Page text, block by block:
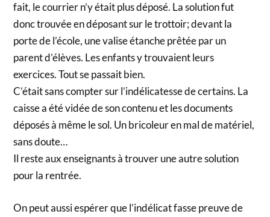
fait, le courrier n’y était plus déposé. La solution fut
donc trouvée en déposant sur le trottoir; devant la
porte de l’école, une valise étanche prêtée par un
parent d’élèves. Les enfants y trouvaient leurs
exercices. Tout se passait bien.
C’était sans compter sur l’indélicatesse de certains. La
caisse a été vidée de son contenu et les documents
déposés à même le sol. Un bricoleur en mal de matériel,
sans doute…
Il reste aux enseignants à trouver une autre solution
pour la rentrée.
On peut aussi espérer que l’indélicat fasse preuve de